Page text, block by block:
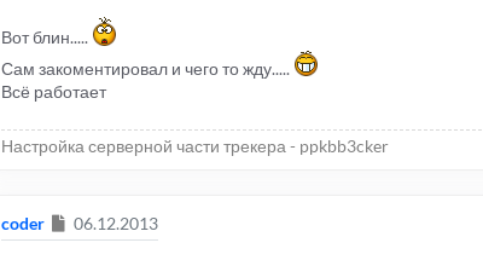
Вот блин.....
Сам закоментировал и чего то жду.....
Всё работает
Настройка серверной части трекера - ppkbb3cker
coder Сообщение
06.12.2013